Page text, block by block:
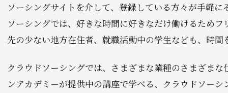
ソーシングサイトを介して、登録している方々が手軽
ソーシングでは、好きな時間に好きなだけ働けるため
先の少ない地方在住者、就職活動中の学生なども、時
クラウドソーシングでは、さまざまな業種のさまざま
ンアカデミーが提供中の講座で学べる、クラウドソー